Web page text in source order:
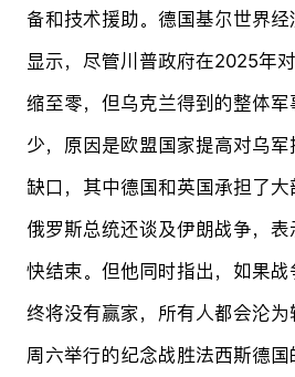
备和技术援助。德国基尔世界
显示，尽管川普政府在2025年
缩至零，但乌克兰得到的整体
少，原因是欧盟国家提高对乌
缺口，其中德国和英国承担了大
俄罗斯总统还谈及伊朗战争，
快结束。但他同时指出，如果
终将没有赢家，所有人都会沦为
周六举行的纪念战胜法西斯德